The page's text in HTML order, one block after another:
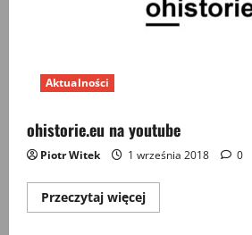
Aktualności
ohistorie.eu na youtube
Piotr Witek 1 września 2018 0
Przeczytaj więcejPrzeczytaj
więcej